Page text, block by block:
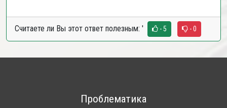
Считаете ли Вы этот ответ полезным: ' - 5 - 0
Проблематика